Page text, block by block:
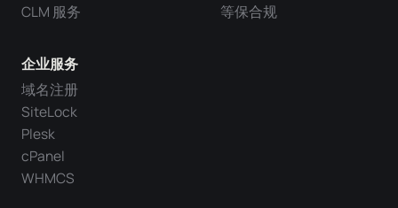
CLM 服务
企业服务
域名注册
SiteLock
Plesk
cPanel
WHMCS
等保合规